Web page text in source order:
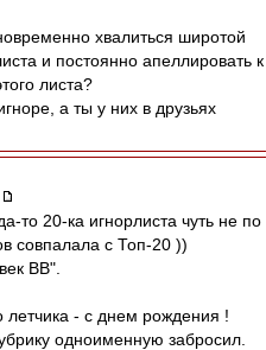
хвалиться широтой
и постоянно апеллировать к
листа?
а ты у них в друзьях
то 20-ка игнорлиста чуть не по
совпалала с Топ-20 ))
ВВ".
летчика - с днем рождения !
одноименную забросил.